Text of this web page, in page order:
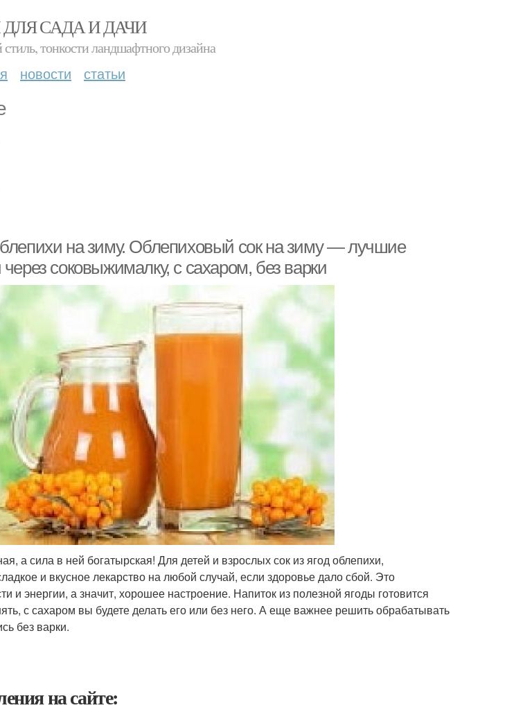
САДА И ДАЧИ
тонкости ландшафтного дизайна
новости статьи
на зиму. Облепиховый сок на зиму — лучшие
через соковыжималку, с сахаром, без варки
а сила в ней богатырская! Для детей и взрослых сок из ягод облепихи,
и вкусное лекарство на любой случай, если здоровье дало сбой. Это
и энергии, а значит, хорошее настроение. Напиток из полезной ягоды готовится
с сахаром вы будете делать его или без него. А еще важнее решить обрабатывать
без варки.
на сайте: